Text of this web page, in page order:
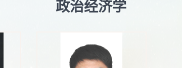
政治经济学